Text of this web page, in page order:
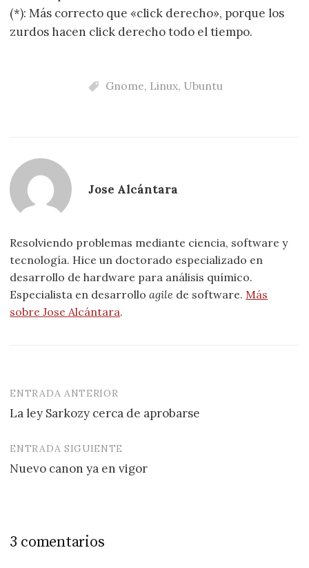
(*): Más correcto que «click derecho», porque los
zurdos hacen click derecho todo el tiempo.
Gnome, Linux, Ubuntu
Jose Alcántara
Resolviendo problemas mediante ciencia, software y
tecnología. Hice un doctorado especializado en
desarrollo de hardware para análisis químico.
Especialista en desarrolloagile de software. Más
sobre Jose Alcántara.
Navegación
de
entradas
ENTRADA ANTERIOR
La ley Sarkozy cerca de aprobarse
ENTRADA SIGUIENTE
Nuevo canon ya en vigor
3 comentarios